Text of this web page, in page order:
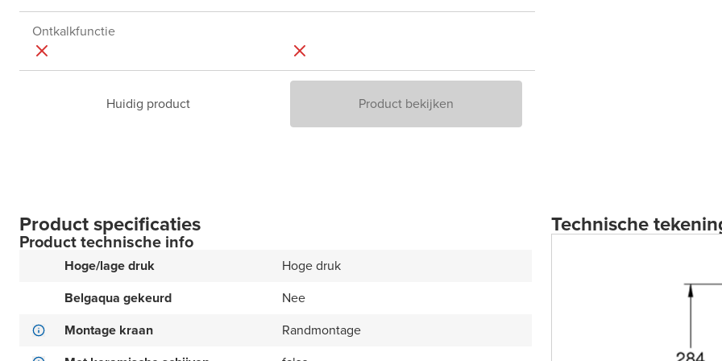
Ontkalkfunctie
Huidig product Product bekijken
Product specificaties
Product technische info
Hoge/lage druk
Hoge druk
Belgaqua gekeurd
Nee
Montage kraan
Randmontage
Technische